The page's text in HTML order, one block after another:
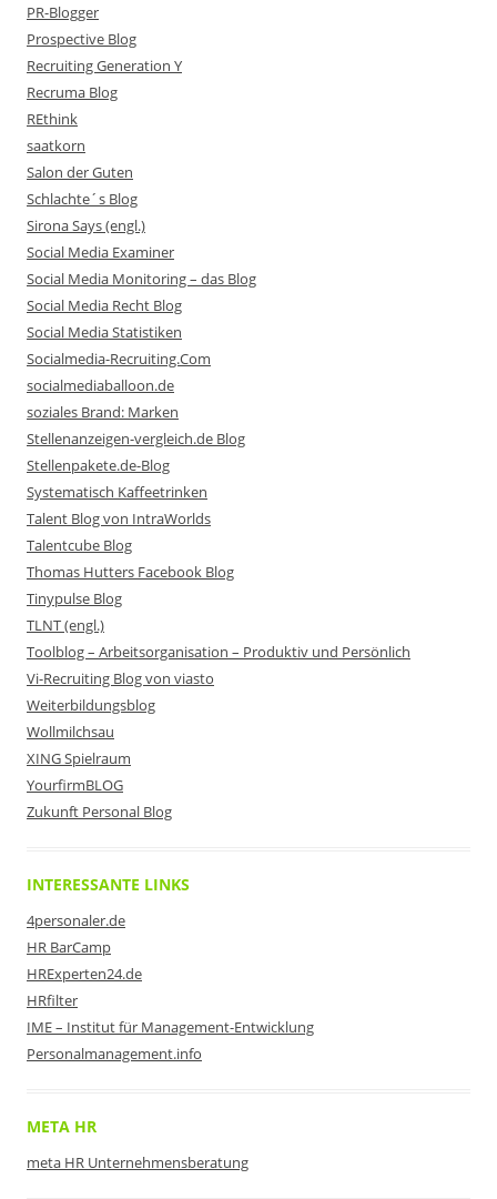
PR-Blogger
Prospective Blog
Recruiting Generation Y
Recruma Blog
REthink
saatkorn
Salon der Guten
Schlachte´s Blog
Sirona Says (engl.)
Social Media Examiner
Social Media Monitoring – das Blog
Social Media Recht Blog
Social Media Statistiken
Socialmedia-Recruiting.Com
socialmediaballoon.de
soziales Brand: Marken
Stellenanzeigen-vergleich.de Blog
Stellenpakete.de-Blog
Systematisch Kaffeetrinken
Talent Blog von IntraWorlds
Talentcube Blog
Thomas Hutters Facebook Blog
Tinypulse Blog
TLNT (engl.)
Toolblog – Arbeitsorganisation – Produktiv und Persönlich
Vi-Recruiting Blog von viasto
Weiterbildungsblog
Wollmilchsau
XING Spielraum
YourfirmBLOG
Zukunft Personal Blog
INTERESSANTE LINKS
4personaler.de
HR BarCamp
HRExperten24.de
HRfilter
IME – Institut für Management-Entwicklung
Personalmanagement.info
META HR
meta HR Unternehmensberatung